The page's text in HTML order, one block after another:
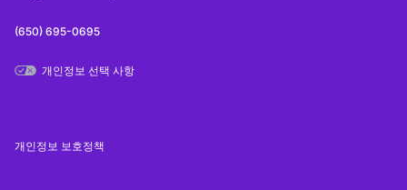
(650) 695-0695
개인정보 선택 사항
개인정보 보호정책